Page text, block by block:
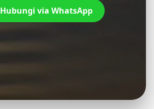
Hubungi via WhatsApp